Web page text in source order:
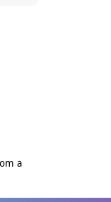
a